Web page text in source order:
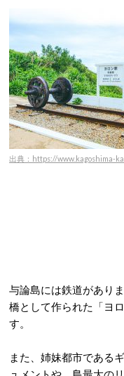
出典：https://www.kagoshima-
与論島には鉄道があり
橋として作られた「ヨ
す。
また、姉妹都市である